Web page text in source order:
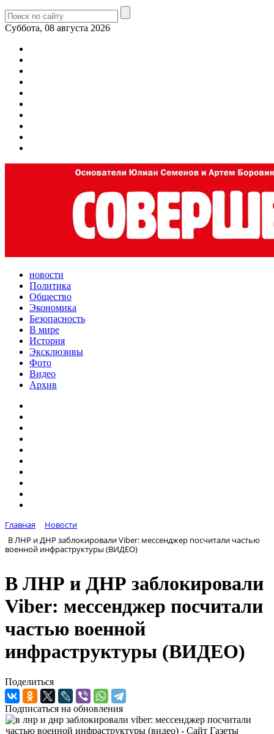
Суббота, 08 августа 2026
новости
Политика
Общество
Экономика
Безопасность
В мире
История
Эксклюзивы
Фото
Видео
Архив
Главная
Новости
В ЛНР и ДНР заблокировали Viber: мессенджер посчитали частью
военной инфраструктуры (ВИДЕО)
В ЛНР и ДНР заблокировали
Viber: мессенджер посчитали
частью военной
инфраструктуры (ВИДЕО)
Поделиться
Подписаться на обновления